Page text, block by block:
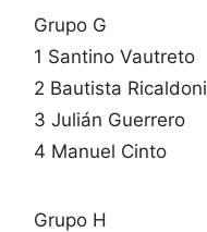
Grupo G
1 Santino Vautreto
2 Bautista Ricaldoni
3 Julián Guerrero
4 Manuel Cinto
Grupo H